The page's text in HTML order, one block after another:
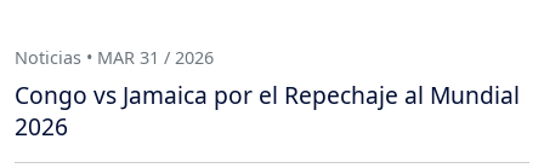
Noticias • MAR 31 / 2026
Congo vs Jamaica por el Repechaje al Mundial
2026